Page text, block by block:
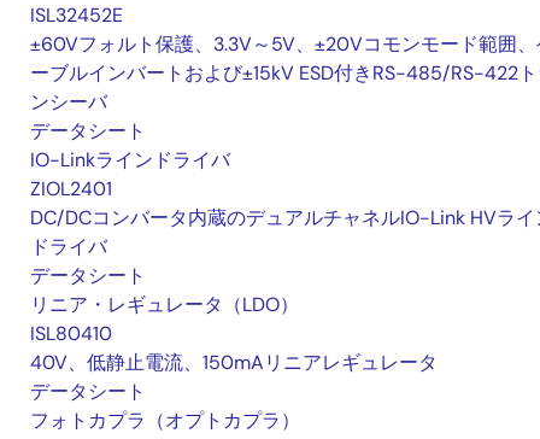
ISL32452E
±60Vフォルト保護、3.3V～5V、±20Vコモンモード範囲
ーブルインバートおよび±15kV ESD付きRS-485/RS-422
ンシーバ
データシート
IO-Linkラインドライバ
ZIOL2401
DC/DCコンバータ内蔵のデュアルチャネルIO-Link HVライ
ドライバ
データシート
リニア・レギュレータ（LDO）
ISL80410
40V、低静止電流、150mAリニアレギュレータ
データシート
フォトカプラ（オプトカプラ）